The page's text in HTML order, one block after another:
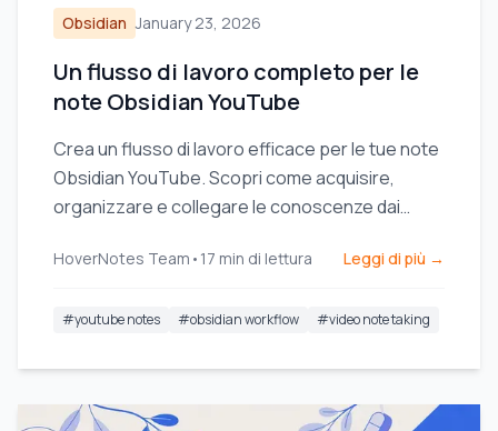
Obsidian January 23, 2026
Un flusso di lavoro completo per le
note Obsidian YouTube
Crea un flusso di lavoro efficace per le tue note
Obsidian YouTube. Scopri come acquisire,
organizzare e collegare le conoscenze dai
HoverNotes Team • 17 min di lettura Leggi di più →
#youtube notes #obsidian workflow #video note taking